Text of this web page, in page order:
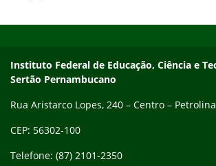
Endereço
Instituto Federal de Educação, Ciência e
Sertão Pernambucano
Rua Aristarco Lopes, 240 – Centro –
CEP: 56302-100
Telefone: (87) 2101-2350